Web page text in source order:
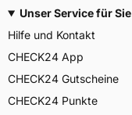
Unser Service für Sie
Hilfe und Kontakt
CHECK24 App
CHECK24 Gutscheine
CHECK24 Punkte